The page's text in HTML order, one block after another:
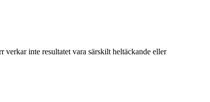
inte resultatet vara särskilt heltäckande eller